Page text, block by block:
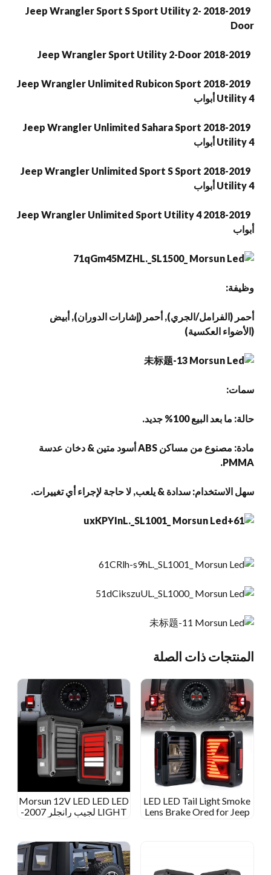
2018-2019 Jeep Wrangler Sport S Sport Utility 2-
Door
2018-2019 Jeep Wrangler Unlimited Rubicon Sport
Utility 4 أبواب
2018-2019 Jeep Wrangler Unlimited Sahara Sport
Utility 4 أبواب
2018-2019 Jeep Wrangler Unlimited Sport S Sport
Utility 4 أبواب
2018-2019 Jeep Wrangler Unlimited Sport Utility 4
أبواب
وظيفة:
أحمر (الفرامل/الجري), أحمر (إشارات الدوران), أبيض
(الأضواء العكسية)
سمات:
حالة: ما بعد البيع 100% جديد.
مادة: مصنوع من مساكن ABS أسود متين & دخان عدسة
PMMA.
سهل الاستخدام: سدادة & يلعب, لا حاجة لإجراء أي تغييرات.
المنتجات ذات الصلة
Morsun 12V LED LED LED
LIGHT لجيب رانجلر 2007-
LED LED Tail Light Smoke
Lens Brake Ored for Jeep